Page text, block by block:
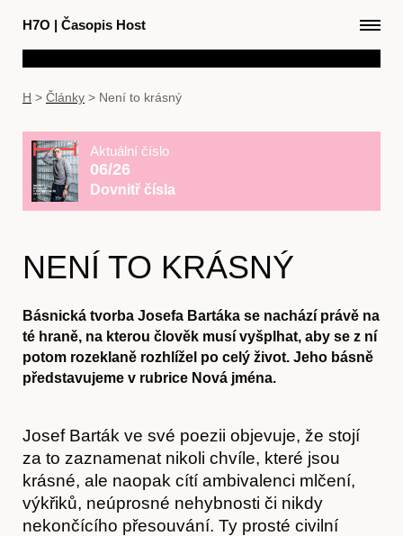
H7O | Časopis Host
H > Články > Není to krásný
Aktuální číslo
06/26
Dovnitř čísla
NENÍ TO KRÁSNÝ
Básnická tvorba Josefa Bartáka se nachází právě na
té hraně, na kterou člověk musí vyšplhat, aby se z ní
potom rozeklaně rozhlížel po celý život. Jeho básně
představujeme v rubrice Nová jména.
Josef Barták ve své poezii objevuje, že stojí
za to zaznamenat nikoli chvíle, které jsou
krásné, ale naopak cítí ambivalenci mlčení,
výkřiků, neúprosné nehybnosti či nikdy
nekončícího přesouvání. Ty prosté civilní